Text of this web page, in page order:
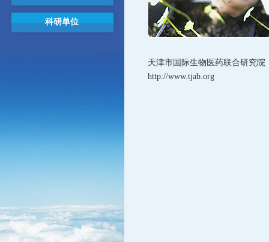
科研单位
天津市国际生物医药联合研究院
http://www.tjab.org